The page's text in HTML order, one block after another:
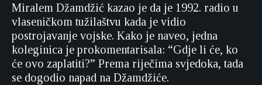
Miralem Džamdžić kazao je da je 1992. radio u
vlaseničkom tužilaštvu kada je vidio
postrojavanje vojske. Kako je naveo, jedna
koleginica je prokomentarisala: “Gdje li će, ko
će ovo zaplatiti?” Prema riječima svjedoka, tada
se dogodio napad na Džamdžiće.